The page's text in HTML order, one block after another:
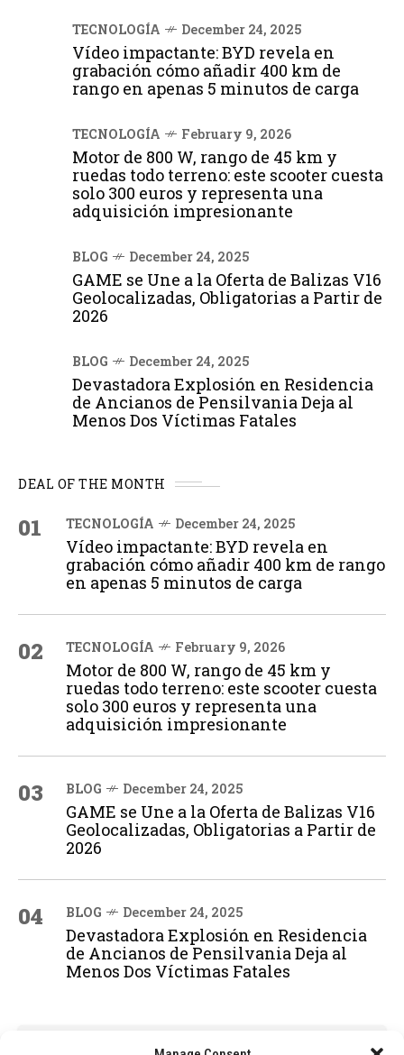
TECNOLOGÍA December 24, 2025
Vídeo impactante: BYD revela en
grabación cómo añadir 400 km de
rango en apenas 5 minutos de carga
TECNOLOGÍA February 9, 2026
Motor de 800 W, rango de 45 km y
ruedas todo terreno: este scooter cuesta
solo 300 euros y representa una
adquisición impresionante
BLOG December 24, 2025
GAME se Une a la Oferta de Balizas V16
Geolocalizadas, Obligatorias a Partir de
2026
BLOG December 24, 2025
Devastadora Explosión en Residencia
de Ancianos de Pensilvania Deja al
Menos Dos Víctimas Fatales
DEAL OF THE MONTH
01 TECNOLOGÍA December 24, 2025
Vídeo impactante: BYD revela en
grabación cómo añadir 400 km de rango
en apenas 5 minutos de carga
02 TECNOLOGÍA February 9, 2026
Motor de 800 W, rango de 45 km y
ruedas todo terreno: este scooter cuesta
solo 300 euros y representa una
adquisición impresionante
03 BLOG December 24, 2025
GAME se Une a la Oferta de Balizas V16
Geolocalizadas, Obligatorias a Partir de
2026
04 BLOG December 24, 2025
Devastadora Explosión en Residencia
de Ancianos de Pensilvania Deja al
Menos Dos Víctimas Fatales